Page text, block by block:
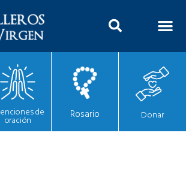
de
oración Rosario Donar